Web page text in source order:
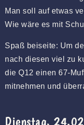
Man soll auf etwas
Wie wäre es mit
Spaß beiseite: Um
nach diesen viel zu
die Q12 einen 67-
mitnehmen und
Dienstag,